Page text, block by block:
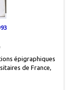
épigraphiques
de France,
état. Couverture